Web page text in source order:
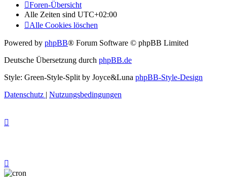
Foren-Übersicht
Alle Zeiten sind UTC+02:00
Alle Cookies löschen
Powered by phpBB® Forum Software © phpBB Limited
Deutsche Übersetzung durch phpBB.de
Style: Green-Style-Split by Joyce&Luna phpBB-Style-Design
Datenschutz | Nutzungsbedingungen